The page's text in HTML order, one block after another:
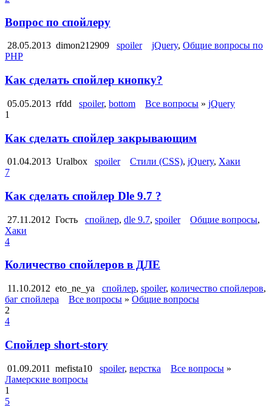
Вопрос по спойлеру
28.05.2013 dimon212909 spoiler jQuery, Общие вопросы по
PHP
Как сделать спойлер кнопку?
05.05.2013 rfdd spoiler, bottom Все вопросы » jQuery
1
Как сделать спойлер закрывающим
01.04.2013 Uralbox spoiler Стили (CSS), jQuery, Хаки
7
Как сделать спойлер Dle 9.7 ?
27.11.2012 Гость спойлер, dle 9.7, spoiler Общие вопросы,
Хаки
4
Количество спойлеров в ДЛЕ
11.10.2012 eto_ne_ya спойлер, spoiler, количество спойлеров,
баг спойлера
Все вопросы » Общие вопросы
2
4
Спойлер short-story
01.09.2011 mefista10 spoiler, верстка Все вопросы »
Ламерские вопросы
1
5